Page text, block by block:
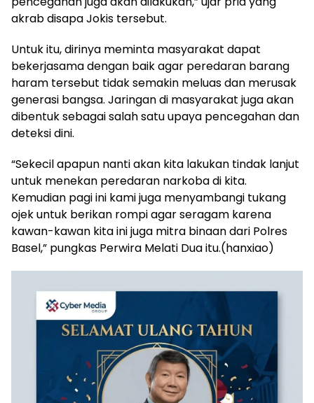
akrab disapa Jokis tersebut.
Untuk itu, dirinya meminta masyarakat dapat
bekerjasama dengan baik agar peredaran barang
haram tersebut tidak semakin meluas dan merusak
generasi bangsa. Jaringan di masyarakat juga akan
dibentuk sebagai salah satu upaya pencegahan dan
deteksi dini.
“Sekecil apapun nanti akan kita lakukan tindak lanjut
untuk menekan peredaran narkoba di kita.
Kemudian pagi ini kami juga menyambangi tukang
ojek untuk berikan rompi agar seragam karena
kawan-kawan kita ini juga mitra binaan dari Polres
Basel,” pungkas Perwira Melati Dua itu.(hanxiao)